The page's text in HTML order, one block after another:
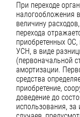
При переходе
налогообложения
величину
перехода
приобретенных
УСН, в виде
(первоначальной
амортизации.
средства
приобретение,
доведение до
использования,